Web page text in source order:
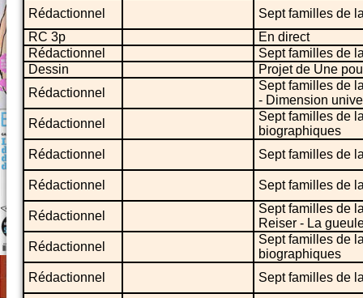
Rédactionnel
Sept familles de
RC 3p
En direct
Rédactionnel
Sept familles de
Dessin
Projet de Une
Rédactionnel
Sept familles de
- Dimension
Rédactionnel
Sept familles de
biographiques
Rédactionnel
Sept familles de
Rédactionnel Sept familles de
Rédactionnel
Sept familles de
Reiser - La
Rédactionnel
Sept familles de
biographiques
Rédactionnel
Sept familles de